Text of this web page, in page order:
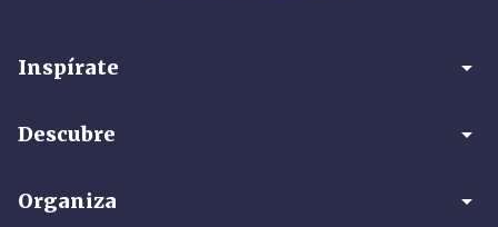
Inspírate arrow_drop_down
Descubre arrow_drop_down
Organiza arrow_drop_down